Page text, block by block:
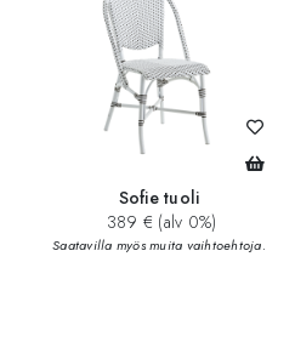
Sofie tuoli
389 € (alv 0%)
Saatavilla myös muita vaihtoehtoja.